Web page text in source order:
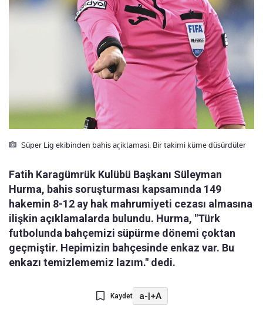
Süper Lig ekibinden bahis açiklamasi: Bir takimi küme düsürdüler
Fatih Karagümrük Kulübü Başkanı Süleyman
Hurma, bahis soruşturması kapsamında 149
hakemin 8-12 ay hak mahrumiyeti cezası almasına
ilişkin açıklamalarda bulundu. Hurma, "Türk
futbolunda bahçemizi süpürme dönemi çoktan
geçmiştir. Hepimizin bahçesinde enkaz var. Bu
enkazı temizlememiz lazım." dedi.
Kaydet a-|+A